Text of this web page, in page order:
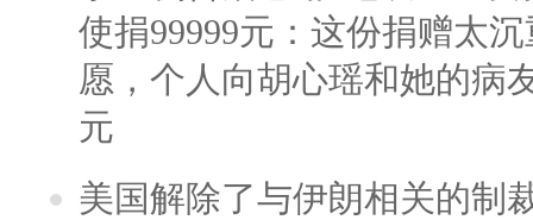
使捐99999元：这份捐赠太
愿，个人向胡心瑶和她的病
元
美国解除了与伊朗相关的制